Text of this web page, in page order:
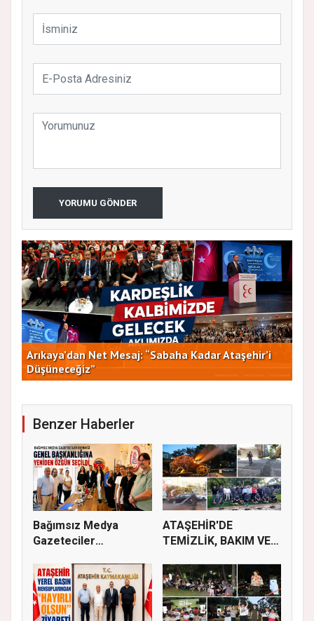
YORUMU GÖNDER
Arıkaya’dan Net Mesaj: “Sabaha Kadar Ataşehir’i
Düşüneceğiz”
Benzer Haberler
Bağımsız Medya
Gazeteciler
ATAŞEHİR'DE
TEMİZLİK, BAKIM VE